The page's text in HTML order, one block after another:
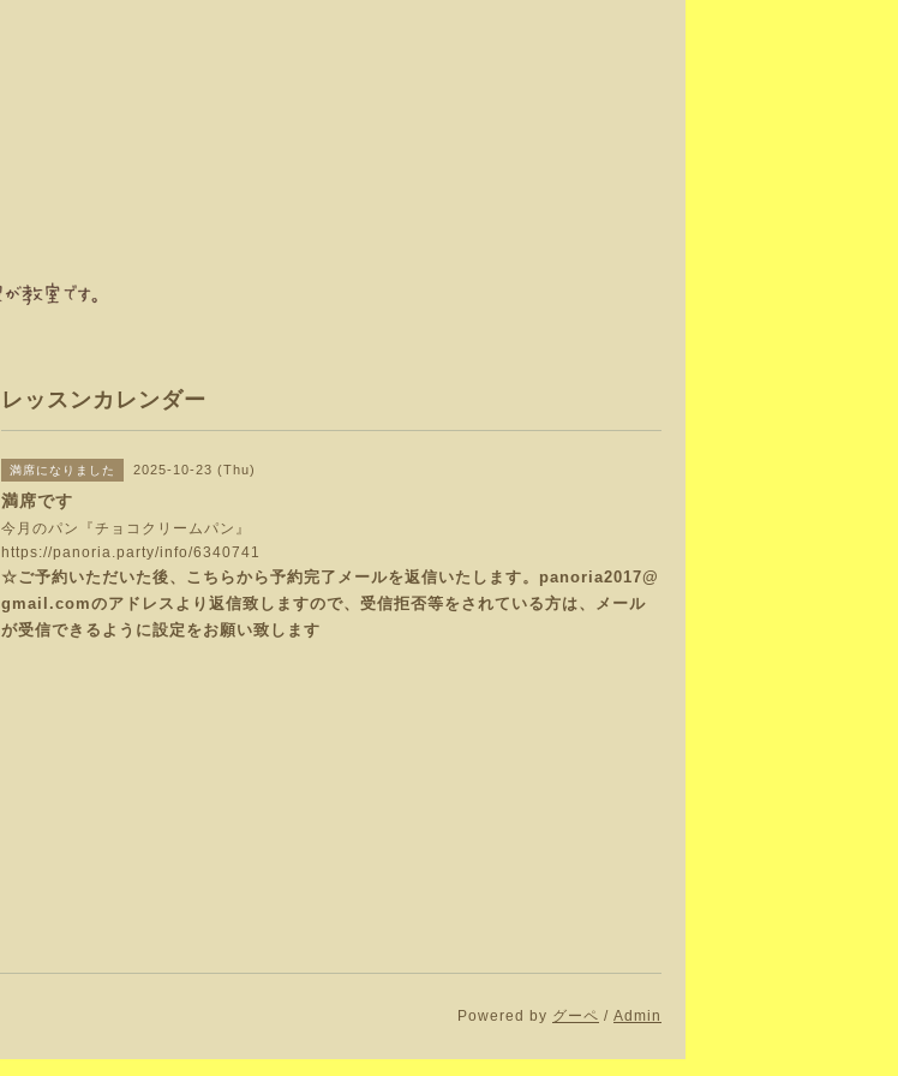
レッスンカレンダー
満席になりました 2025-10-23 (Thu)
満席です
今月のパン『チョコクリームパン』
https://panoria.party/info/6340741
☆ご予約いただいた後、こちらから予約完了メールを返信いたします。panoria2017@
gmail.comのアドレスより返信致しますので、受信拒否等をされている方は、メール
が受信できるように設定をお願い致します
Powered by グーペ / Admin